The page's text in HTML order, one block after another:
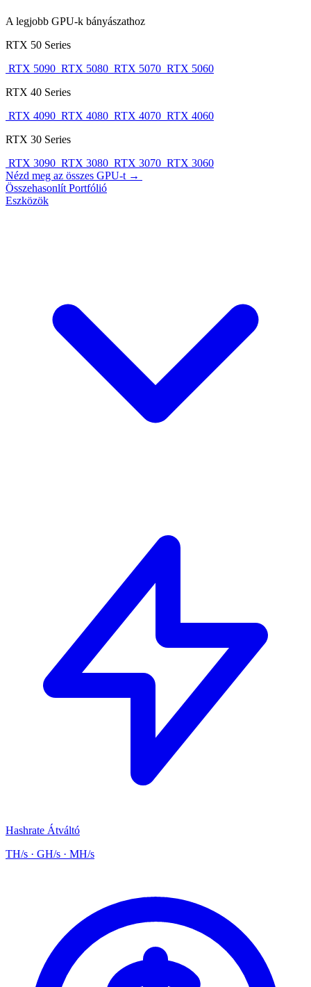
A legjobb GPU-k bányászathoz
RTX 50 Series
RTX 5090 RTX 5080 RTX 5070 RTX 5060
RTX 40 Series
RTX 4090 RTX 4080 RTX 4070 RTX 4060
RTX 30 Series
RTX 3090 RTX 3080 RTX 3070 RTX 3060
Nézd meg az összes GPU-t →
Összehasonlít Portfólió
Eszközök
Hashrate Átváltó
TH/s · GH/s · MH/s